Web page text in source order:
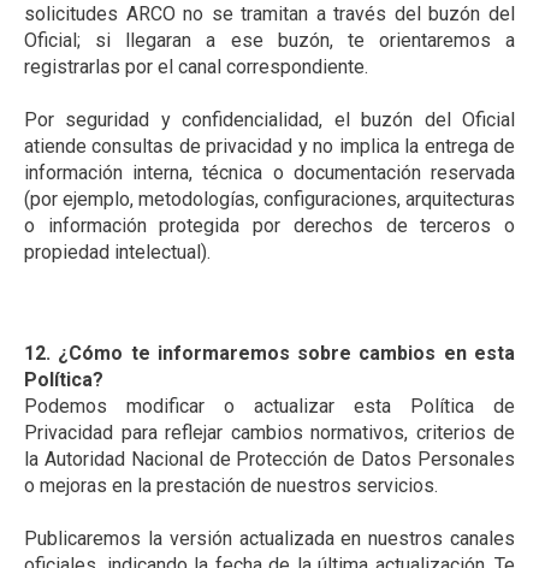
solicitudes ARCO no se tramitan a través del buzón del
Oficial; si llegaran a ese buzón, te orientaremos a
registrarlas por el canal correspondiente.
Por seguridad y confidencialidad, el buzón del Oficial
atiende consultas de privacidad y no implica la entrega de
información interna, técnica o documentación reservada
(por ejemplo, metodologías, configuraciones, arquitecturas
o información protegida por derechos de terceros o
propiedad intelectual).
12. ¿Cómo te informaremos sobre cambios en esta
Política?
Podemos modificar o actualizar esta Política de
Privacidad para reflejar cambios normativos, criterios de
la Autoridad Nacional de Protección de Datos Personales
o mejoras en la prestación de nuestros servicios.
Publicaremos la versión actualizada en nuestros canales